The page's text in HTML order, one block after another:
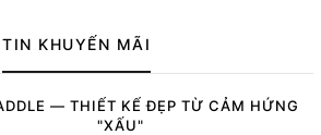
TIN KHUYẾN MÃI
— THIẾT KẾ ĐẸP TỪ CẢM HỨNG
"XẤU"